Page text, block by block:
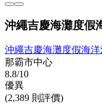
沖繩吉慶海灘度假
沖繩吉慶海灘度假海
那霸市中心
8.8/10
優異
(2,389 則評價)